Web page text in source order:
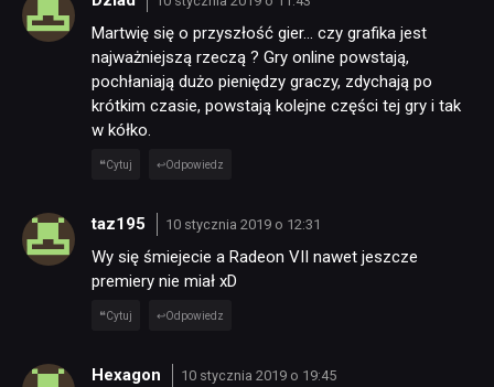
Martwię się o przyszłość gier… czy grafika jest
najważniejszą rzeczą ? Gry online powstają,
pochłaniają dużo pieniędzy graczy, zdychają po
krótkim czasie, powstają kolejne części tej gry i tak
w kółko.
Cytuj Odpowiedz
taz195 10 stycznia 2019 o 12:31
Wy się śmiejecie a Radeon VII nawet jeszcze
premiery nie miał xD
Cytuj Odpowiedz
Hexagon 10 stycznia 2019 o 19:45